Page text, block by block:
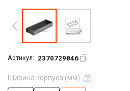
Артикул: 2370729846
Ширина корпуса (мм)